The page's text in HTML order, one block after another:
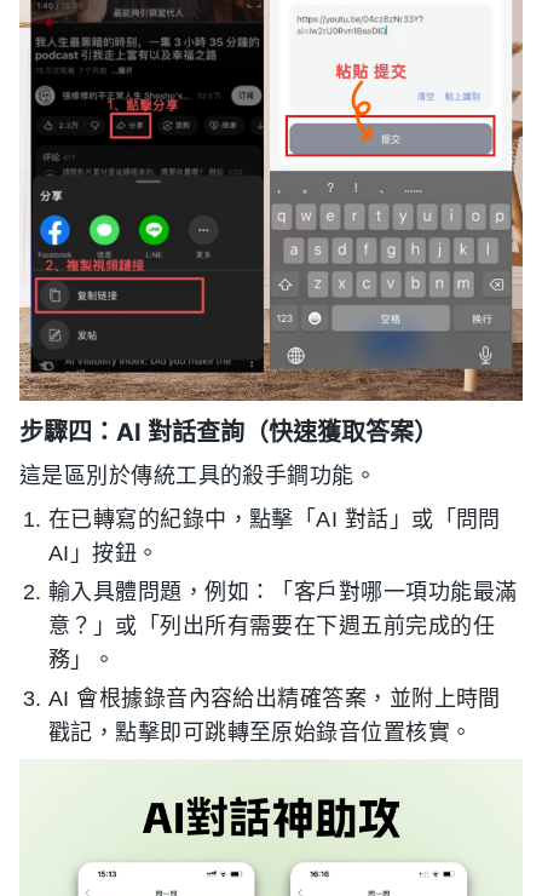
步驟四：AI 對話查詢（快速獲取答案）
這是區別於傳統工具的殺手鐧功能。
在已轉寫的紀錄中，點擊「AI 對話」或「問問
AI」按鈕。
輸入具體問題，例如：「客戶對哪一項功能最滿
意？」或「列出所有需要在下週五前完成的任
務」。
AI 會根據錄音內容給出精確答案，並附上時間
戳記，點擊即可跳轉至原始錄音位置核實。